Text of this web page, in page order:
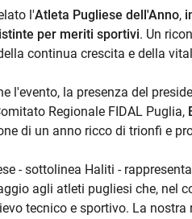
l'Atleta Pugliese dell'Anno,
per meriti sportivi. Un
continua crescita e della
l'evento, la presenza del
Regionale FIDAL Puglia,
di un anno ricco di trionfi e
- sottolinea Haliti -
agli atleti pugliesi che, nel
tecnico e sportivo. La nostra